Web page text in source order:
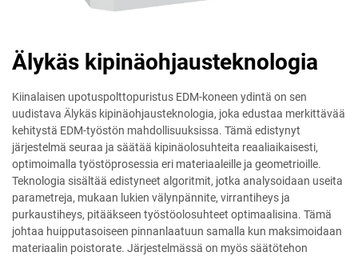
Älykäs kipinäohjausteknologia
Kiinalaisen upotuspolttopuristus EDM-koneen ydintä on sen
uudistava Älykäs kipinäohjausteknologia, joka edustaa merkittävää
kehitystä EDM-työstön mahdollisuuksissa. Tämä edistynyt
järjestelmä seuraa ja säätää kipinäolosuhteita reaaliaikaisesti,
optimoimalla työstöprosessia eri materiaaleille ja geometrioille.
Teknologia sisältää edistyneet algoritmit, jotka analysoidaan useita
parametreja, mukaan lukien välynpännite, virrantiheys ja
purkaustiheys, pitääkseen työstöolosuhteet optimaalisina. Tämä
johtaa huipputasoiseen pinnanlaatuun samalla kun maksimoidaan
materiaalin poistorate. Järjestelmässä on myös säätötehon